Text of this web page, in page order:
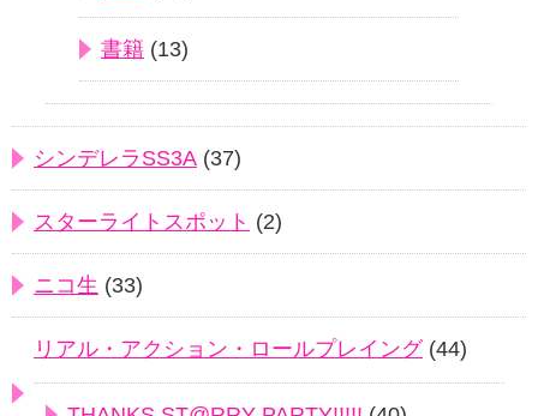
書籍 (13)
シンデレラSS3A (37)
スターライトスポット (2)
ニコ生 (33)
リアル・アクション・ロールプレイング(44)